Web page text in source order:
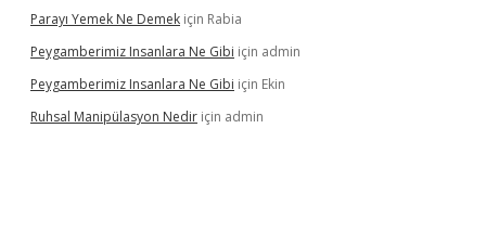
Parayı Yemek Ne Demek için Rabia
Peygamberimiz Insanlara Ne Gibi için admin
Peygamberimiz Insanlara Ne Gibi için Ekin
Ruhsal Manipülasyon Nedir için admin